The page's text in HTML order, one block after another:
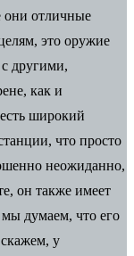
они отличные
это оружие
другими,
как и
широкий
что просто
неожиданно,
он также имеет
думаем, что его
у